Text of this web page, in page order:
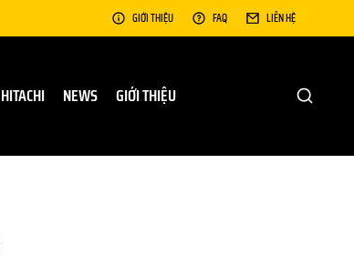
GIỚI THIỆU FAQ LIÊN HỆ
HITACHI NEWS GIỚI THIỆU